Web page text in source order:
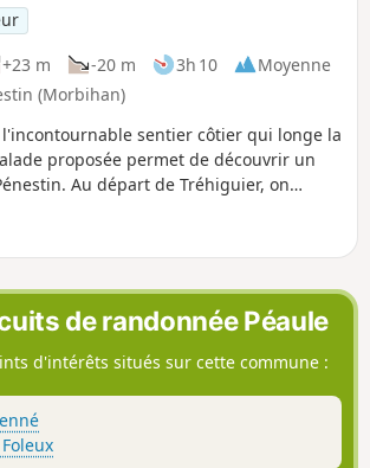
+23 m -20 m 3h 10
Moyenne
(Morbihan)
sentier côtier qui longe la
proposée permet de découvrir un
Au départ de Tréhiguier, on
conservé de magnifiques alignements de
chemins à l'écart de l'urbanisation
et pour finir, on longe l'estuaire. À
par marée basse.
de randonnée Péaule
d'intérêts situés sur cette commune :